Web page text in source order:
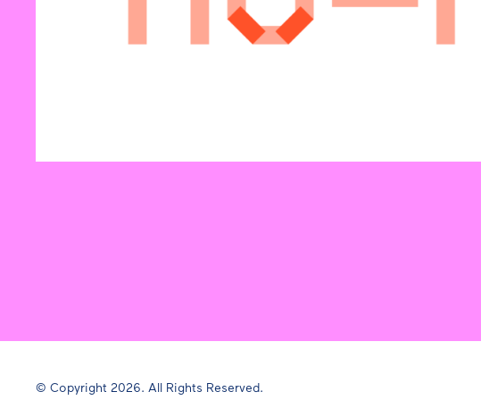
© Copyright 2026. All Rights Reserved.